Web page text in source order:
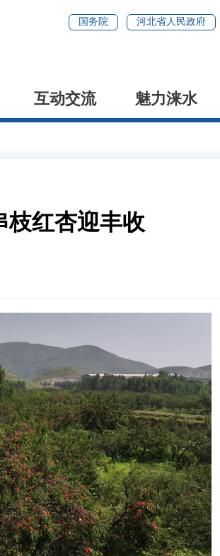
国务院 河北省人民政府
互动交流 魅力涞水
枝红杏迎丰收